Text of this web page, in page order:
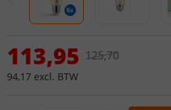
113,95
94,17 excl. BTW
125,70